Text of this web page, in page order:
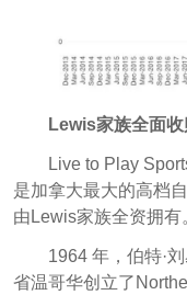
Lewis家族全面
Live to Play
是加拿大最大的高档
由Lewis家族全资拥有
1964 年，伯特·
省温哥华创立了